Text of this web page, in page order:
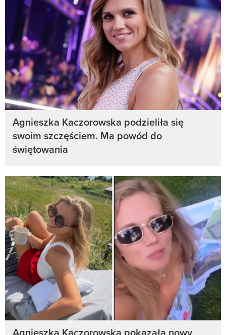
Agnieszka Kaczorowska podzieliła się
swoim szczęściem. Ma powód do
świętowania